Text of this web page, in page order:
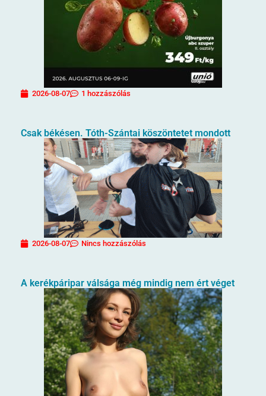
2026-08-07 1 hozzászólás
Csak békésen. Tóth-Szántai köszöntetet mondott
2026-08-07 Nincs hozzászólás
A kerékpáripar válsága még mindig nem ért véget